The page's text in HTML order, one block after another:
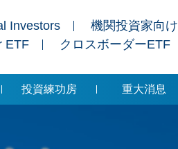
Investors
機関投資家向け
ETF クロスボーダーETF
投資練功房 重大消息